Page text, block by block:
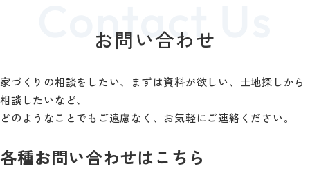
お問い合わせ
家づくりの相談をしたい、まずは資料が欲しい、土地探しから
相談したいなど、
どのようなことでもご遠慮なく、お気軽にご連絡ください。
各種お問い合わせはこちら